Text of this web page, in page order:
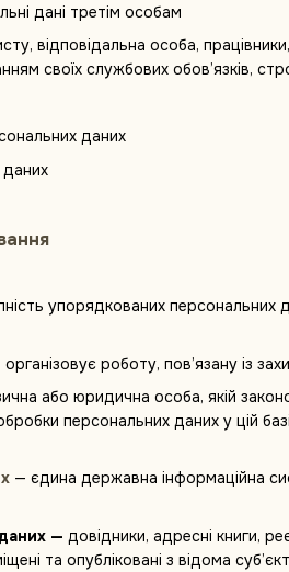
дані третім особам
відповідальна особа,
своїх службових обов’язків,
даних
упорядкованих
роботу, пов’язану із
або юридична особа, якій
персональних даних у цій
— єдина державна інформаційна
— довідники, адресні книги,
та опубліковані з відома